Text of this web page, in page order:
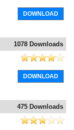
DOWNLOAD
1078 Downloads
DOWNLOAD
475 Downloads